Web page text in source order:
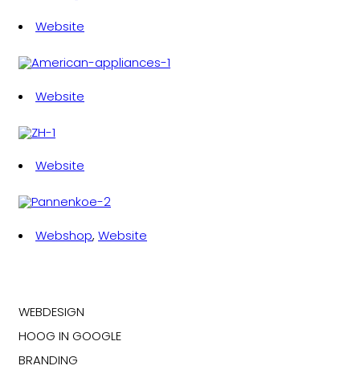
Website
Website
Website
Webshop, Website
WEBDESIGN
HOOG IN GOOGLE
BRANDING